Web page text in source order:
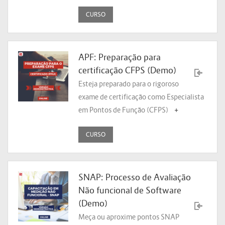
CURSO
APF: Preparação para
certificação CFPS (Demo)
Esteja preparado para o rigoroso
exame de certificação como Especialista
em Pontos de Função (CFPS)
+
CURSO
SNAP: Processo de Avaliação
Não funcional de Software
(Demo)
Meça ou aproxime pontos SNAP